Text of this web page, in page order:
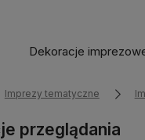
Dekoracje
Imprezy tematyczne
przeglądania